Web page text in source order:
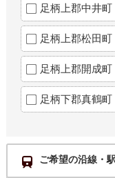
足柄上郡中井町
足柄上郡松田町
足柄上郡開成町
足柄下郡真鶴町
ご希望の沿線・